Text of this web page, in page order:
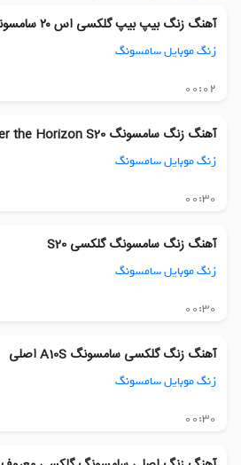
آهنگ زنگ بیپ بیپ گلکسی اس ۲۰ سامسونگ
زنگ موبایل سامسونگ
00:02
آهنگ زنگ سامسونگ Over the Horizon S20 جدید
زنگ موبایل سامسونگ
00:30
آهنگ زنگ سامسونگ گلکسی S20
زنگ موبایل سامسونگ
00:30
آهنگ زنگ گلکسی سامسونگ A10S اصلی
زنگ موبایل سامسونگ
00:30